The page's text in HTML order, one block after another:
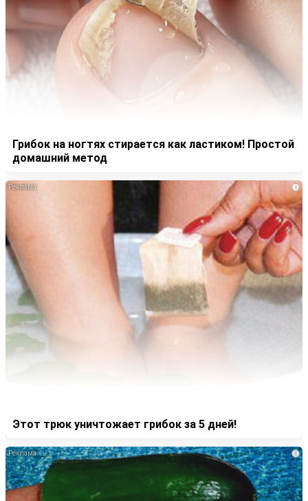
Грибок на ногтях стирается как ластиком! Простой
домашний метод
i
Этот трюк уничтожает грибок за 5 дней!
i